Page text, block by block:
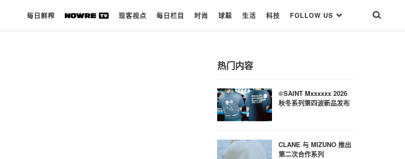
每日鲜榨 现客视点 每日栏目 时尚 球鞋 生活 科技 FOLLOW US
热门内容
©SAINT Mxxxxxx 2026
秋冬系列第四波新品发布
CLANE 与 MIZUNO 推出
第二次合作系列